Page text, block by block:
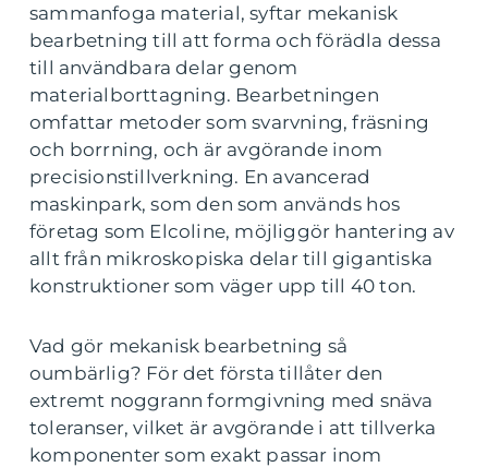
sammanfoga material, syftar mekanisk
bearbetning till att forma och förädla dessa
till användbara delar genom
materialborttagning. Bearbetningen
omfattar metoder som svarvning, fräsning
och borrning, och är avgörande inom
precisionstillverkning. En avancerad
maskinpark, som den som används hos
företag som Elcoline, möjliggör hantering av
allt från mikroskopiska delar till gigantiska
konstruktioner som väger upp till 40 ton.
Vad gör mekanisk bearbetning så
oumbärlig? För det första tillåter den
extremt noggrann formgivning med snäva
toleranser, vilket är avgörande i att tillverka
komponenter som exakt passar inom